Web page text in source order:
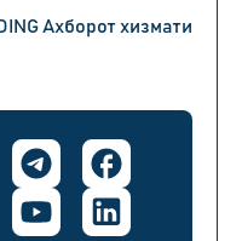
Ахборот хизмати